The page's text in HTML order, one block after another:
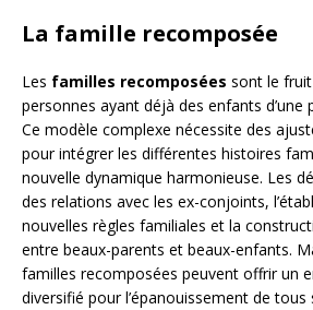
La famille recomposée
Les familles recomposées sont le fruit
personnes ayant déjà des enfants d’une
Ce modèle complexe nécessite des
pour intégrer les différentes histoires
nouvelle dynamique harmonieuse. Les
des relations avec les ex-conjoints,
nouvelles règles familiales et la
entre beaux-parents et beaux-enfants.
familles recomposées peuvent offrir un
diversifié pour l’épanouissement de tous